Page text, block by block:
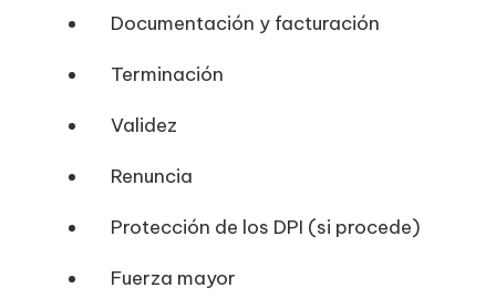
Documentación y facturación
Terminación
Validez
Renuncia
Protección de los DPI (si procede)
Fuerza mayor